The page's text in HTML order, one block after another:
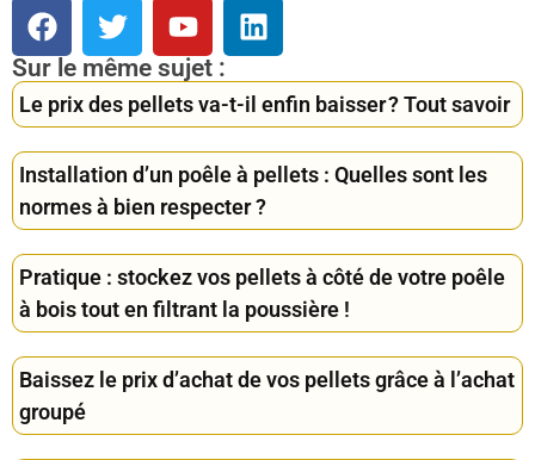
Sur le même sujet :
Le prix des pellets va-t-il enfin baisser ? Tout savoir
Installation d’un poêle à pellets : Quelles sont les
normes à bien respecter ?
Pratique : stockez vos pellets à côté de votre poêle
à bois tout en filtrant la poussière !
Baissez le prix d’achat de vos pellets grâce à l’achat
groupé